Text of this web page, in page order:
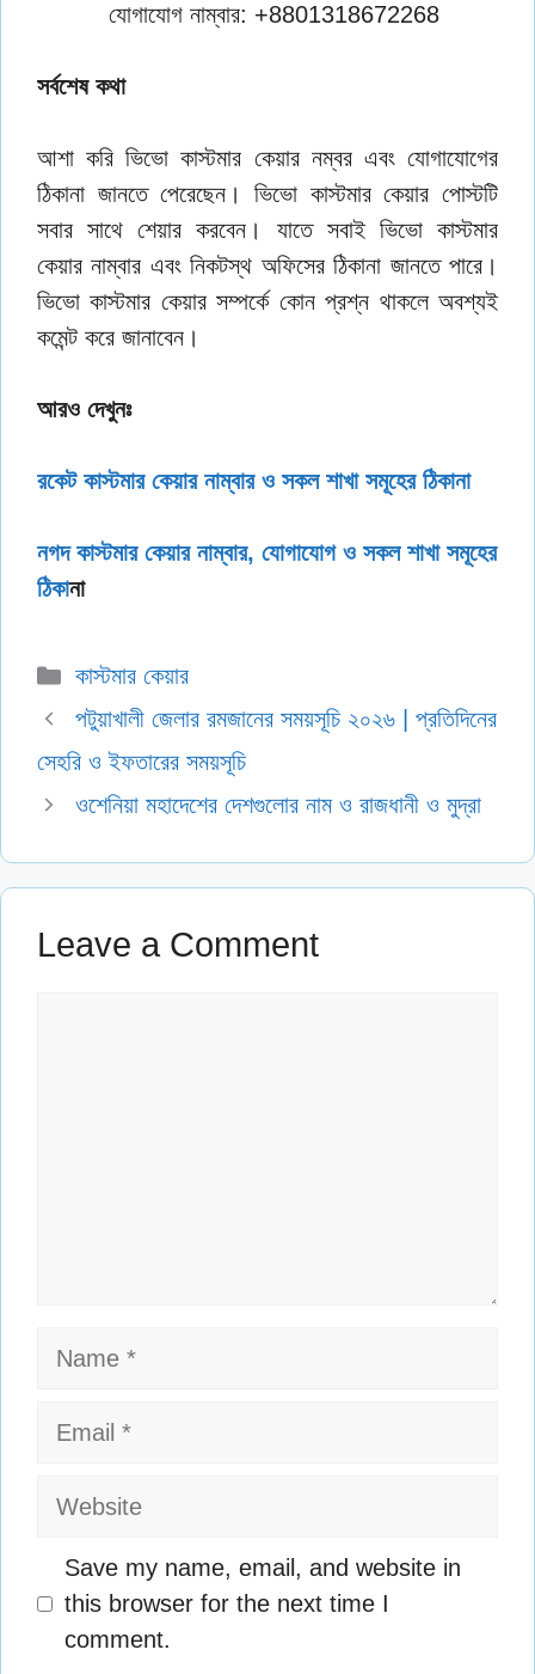
যোগাযোগ নাম্বার: +8801318672268
সর্বশেষ কথা
আশা করি ভিভো কাস্টমার কেয়ার নম্বর এবং যোগাযোগের
ঠিকানা জানতে পেরেছেন। ভিভো কাস্টমার কেয়ার পোস্টটি
সবার সাথে শেয়ার করবেন। যাতে সবাই ভিভো কাস্টমার
কেয়ার নাম্বার এবং নিকটস্থ অফিসের ঠিকানা জানতে পারে।
ভিভো কাস্টমার কেয়ার সম্পর্কে কোন প্রশ্ন থাকলে অবশ্যই
কমেন্ট করে জানাবেন।
আরও দেখুনঃ
রকেট কাস্টমার কেয়ার নাম্বার ও সকল শাখা সমূহের ঠিকানা
নগদ কাস্টমার কেয়ার নাম্বার, যোগাযোগ ও সকল শাখা সমূহের
ঠিকানা
Categories
কাস্টমার কেয়ার
পটুয়াখালী জেলার রমজানের সময়সূচি ২০২৬ | প্রতিদিনের
সেহরি ও ইফতারের সময়সূচি
ওশেনিয়া মহাদেশের দেশগুলোর নাম ও রাজধানী ও মুদ্রা
Leave a Comment
Name
Email
Website
Save my name, email, and website in
this browser for the next time I
comment.